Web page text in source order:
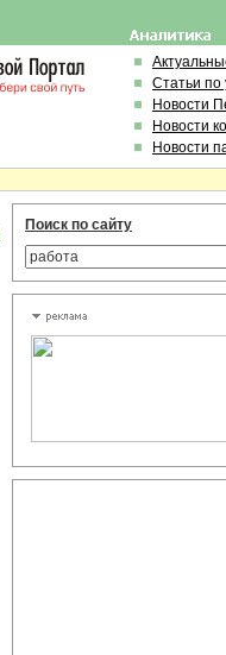
Статьи по
Новости
Новости
Новости
Поиск по сайту